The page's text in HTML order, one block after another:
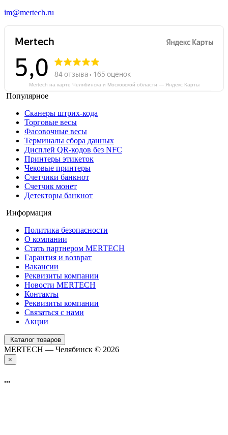
im@mertech.ru
Mertech на карте Челябинска и Московской области — Яндекс Карты
Популярное
Сканеры штрих-кода
Торговые весы
Фасовочные весы
Терминалы сбора данных
Дисплей QR-кодов без NFC
Принтеры этикеток
Чековые принтеры
Счетчики банкнот
Счетчик монет
Детекторы банкнот
Информация
Политика безопасности
О компании
Стать партнером MERTECH
Гарантия и возврат
Вакансии
Реквизиты компании
Новости MERTECH
Контакты
Реквизиты компании
Связаться с нами
Акции
Каталог товаров
MERTECH — Челябинск © 2026
×
...